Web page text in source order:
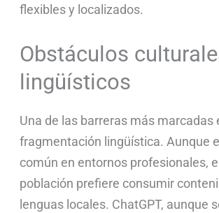
flexibles y localizados.
Obstáculos
lingüísticos
Una de las barreras más marcadas
fragmentación lingüística. Aunque
común en entornos profesionales,
población prefiere consumir
lenguas locales. ChatGPT, aunque